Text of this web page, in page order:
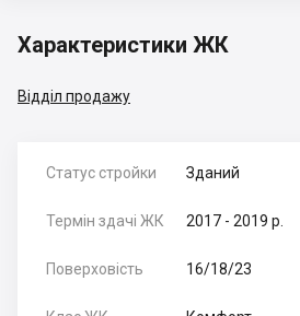
Характеристики ЖК
Відділ продажу
Статус стройки Зданий
Термін здачі ЖК 2017 - 2019 р.
Поверховість 16/18/23